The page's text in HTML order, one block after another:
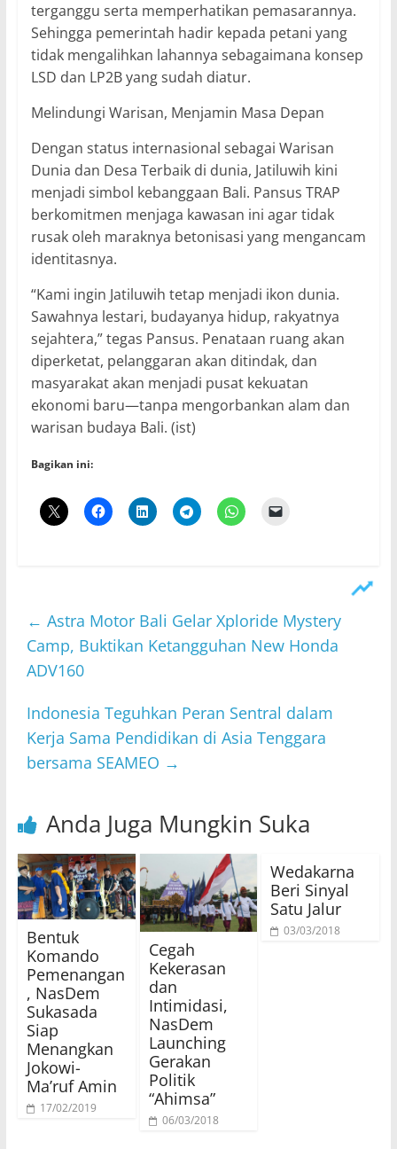
terganggu serta memperhatikan pemasarannya.
Sehingga pemerintah hadir kepada petani yang
tidak mengalihkan lahannya sebagaimana konsep
LSD dan LP2B yang sudah diatur.
Melindungi Warisan, Menjamin Masa Depan
Dengan status internasional sebagai Warisan
Dunia dan Desa Terbaik di dunia, Jatiluwih kini
menjadi simbol kebanggaan Bali. Pansus TRAP
berkomitmen menjaga kawasan ini agar tidak
rusak oleh maraknya betonisasi yang mengancam
identitasnya.
“Kami ingin Jatiluwih tetap menjadi ikon dunia.
Sawahnya lestari, budayanya hidup, rakyatnya
sejahtera,” tegas Pansus. Penataan ruang akan
diperketat, pelanggaran akan ditindak, dan
masyarakat akan menjadi pusat kekuatan
ekonomi baru—tanpa mengorbankan alam dan
warisan budaya Bali. (ist)
Bagikan ini:
← Astra Motor Bali Gelar Xploride Mystery
Camp, Buktikan Ketangguhan New Honda
ADV160
Indonesia Teguhkan Peran Sentral dalam
Kerja Sama Pendidikan di Asia Tenggara
bersama SEAMEO →
Anda Juga Mungkin Suka
Bentuk
Komando
Pemenangan
, NasDem
Sukasada
Siap
Menangkan
Jokowi-
Ma’ruf Amin
17/02/2019
Cegah
Kekerasan
dan
Intimidasi,
NasDem
Launching
Gerakan
Politik
“Ahimsa”
06/03/2018
Wedakarna
Beri Sinyal
Satu Jalur
03/03/2018